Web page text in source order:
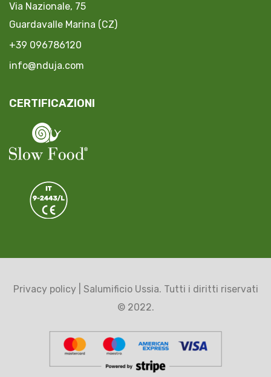
Via Nazionale, 75
Guardavalle Marina (CZ)
+39 096786120
info@nduja.com
CERTIFICAZIONI
Privacy policy| Salumificio Ussia. Tutti i diritti riservati
© 2022.